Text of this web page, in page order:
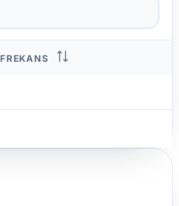
FREKANS